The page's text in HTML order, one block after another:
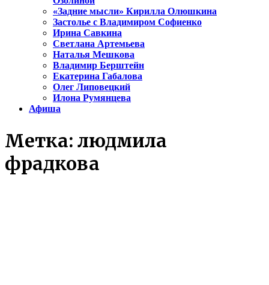
«Задние мысли» Кирилла Олюшкина
Застолье с Владимиром Софиенко
Ирина Савкина
Светлана Артемьева
Наталья Мешкова
Владимир Берштейн
Екатерина Габалова
Олег Липовецкий
Илона Румянцева
Афиша
Метка: людмила
фрадкова